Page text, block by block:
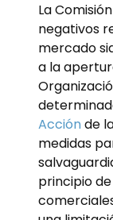
La
negativos
mercado
a la
Acciónde
medidas
principio